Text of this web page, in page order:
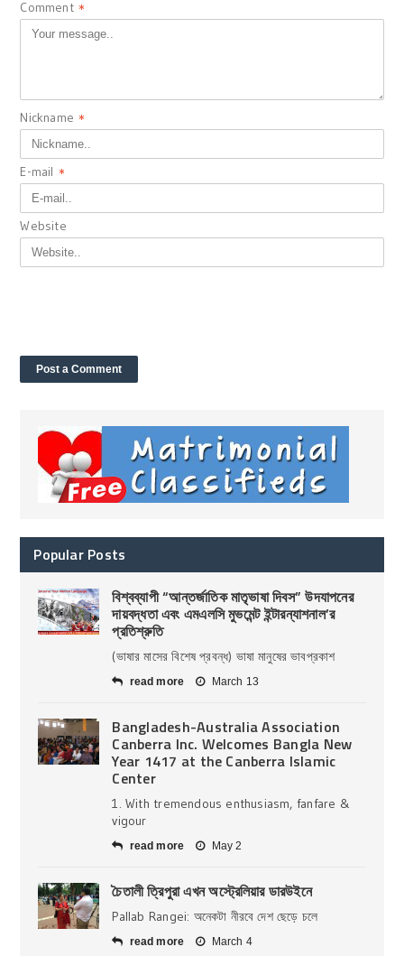
Comment *
Nickname *
E-mail *
Website
Popular Posts
বিশ্বব্যাপী “আন্তর্জাতিক মাতৃভাষা দিবস” উদযাপনের
দায়বদ্ধতা এবং এমএলসি মুভমেন্ট ইন্টারন্যাশনাল’র
প্রতিশ্রুতি
(ভাষার মাসের বিশেষ প্রবন্ধ) ভাষা মানুষের ভাবপ্রকাশ
read more March 13
Bangladesh-Australia Association
Canberra Inc. Welcomes Bangla New
Year 1417 at the Canberra Islamic
Center
1. With tremendous enthusiasm, fanfare &
vigour
read more May 2
চৈতালী ত্রিপুরা এখন অস্ট্রেলিয়ার ডারউইনে
Pallab Rangei: অনেকটা নীরবে দেশ ছেড়ে চলে
read more March 4